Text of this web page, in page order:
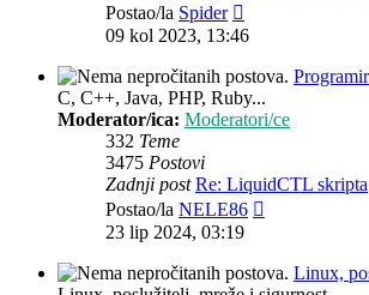
Postao/la Spider
post
09 kol 2023, 13:46
C, C++, Java, PHP, Ruby...
Moderator/ica: Moderatori/ce
332 Teme
3475 Postovi
Zadnji post Re: LiquidCTL skripta
Postao/la NELE86
23 lip 2024, 03:19
Linux,